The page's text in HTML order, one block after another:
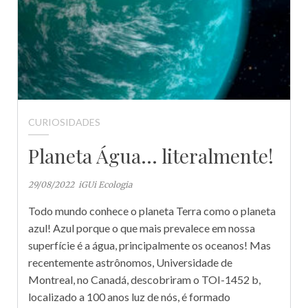
CURIOSIDADES
Planeta Água… literalmente!
29/08/2022 iGUi Ecologia
Todo mundo conhece o planeta Terra como o planeta
azul! Azul porque o que mais prevalece em nossa
superfície é a água, principalmente os oceanos! Mas
recentemente astrônomos, Universidade de
Montreal, no Canadá, descobriram o TOI-1452 b,
localizado a 100 anos luz de nós, é formado